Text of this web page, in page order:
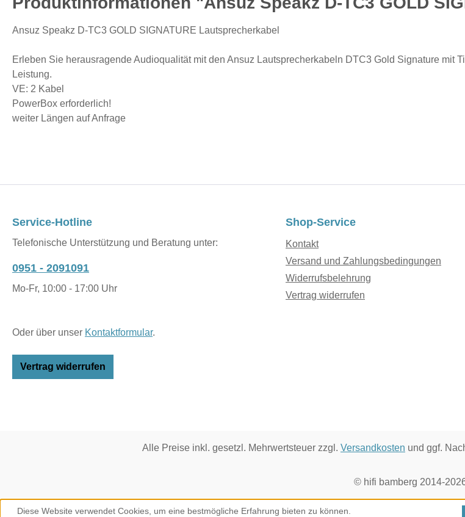
Ansuz Speakz D-TC3 GOLD SIGNATURE Lautsprecherkabel
Erleben Sie herausragende Audioqualität mit den Ansuz Lautsprecherkabeln DTC3 Gold Signature mit
Leistung.
VE: 2 Kabel
PowerBox erforderlich!
weiter Längen auf Anfrage
Service-Hotline
Telefonische Unterstützung und Beratung unter:
0951 - 2091091
Mo-Fr, 10:00 - 17:00 Uhr
Oder über unser Kontaktformular.
Vertrag widerrufen
Shop-Service
Kontakt
Versand und Zahlungsbedingungen
Widerrufsbelehrung
Vertrag widerrufen
Alle Preise inkl. gesetzl. Mehrwertsteuer zzgl. Versandkosten und ggf.
© hifi bamberg 2014-
Diese Website verwendet Cookies, um eine bestmögliche Erfahrung bieten zu können.